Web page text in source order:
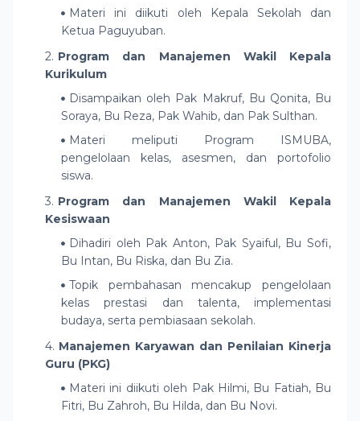
Materi ini diikuti oleh Kepala Sekolah dan
Ketua Paguyuban.
Program dan Manajemen Wakil Kepala
Kurikulum
Disampaikan oleh Pak Makruf, Bu Qonita, Bu
Soraya, Bu Reza, Pak Wahib, dan Pak Sulthan.
Materi meliputi Program ISMUBA,
pengelolaan kelas, asesmen, dan portofolio
siswa.
Program dan Manajemen Wakil Kepala
Kesiswaan
Dihadiri oleh Pak Anton, Pak Syaiful, Bu Sofi,
Bu Intan, Bu Riska, dan Bu Zia.
Topik pembahasan mencakup pengelolaan
kelas prestasi dan talenta, implementasi
budaya, serta pembiasaan sekolah.
Manajemen Karyawan dan Penilaian Kinerja
Guru (PKG)
Materi ini diikuti oleh Pak Hilmi, Bu Fatiah, Bu
Fitri, Bu Zahroh, Bu Hilda, dan Bu Novi.